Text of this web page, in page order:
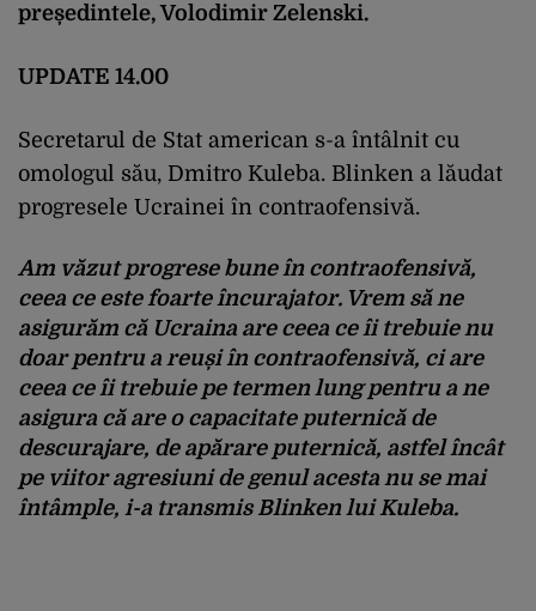
președintele, Volodimir Zelenski.
UPDATE 14.00
Secretarul de Stat american s-a întâlnit cu
omologul său, Dmitro Kuleba. Blinken a lăudat
progresele Ucrainei în contraofensivă.
Am văzut progrese bune în contraofensivă,
ceea ce este foarte încurajator. Vrem să ne
asigurăm că Ucraina are ceea ce îi trebuie nu
doar pentru a reuși în contraofensivă, ci are
ceea ce îi trebuie pe termen lung pentru a ne
asigura că are o capacitate puternică de
descurajare, de apărare puternică, astfel încât
pe viitor agresiuni de genul acesta nu se mai
întâmple, i-a transmis Blinken lui Kuleba.